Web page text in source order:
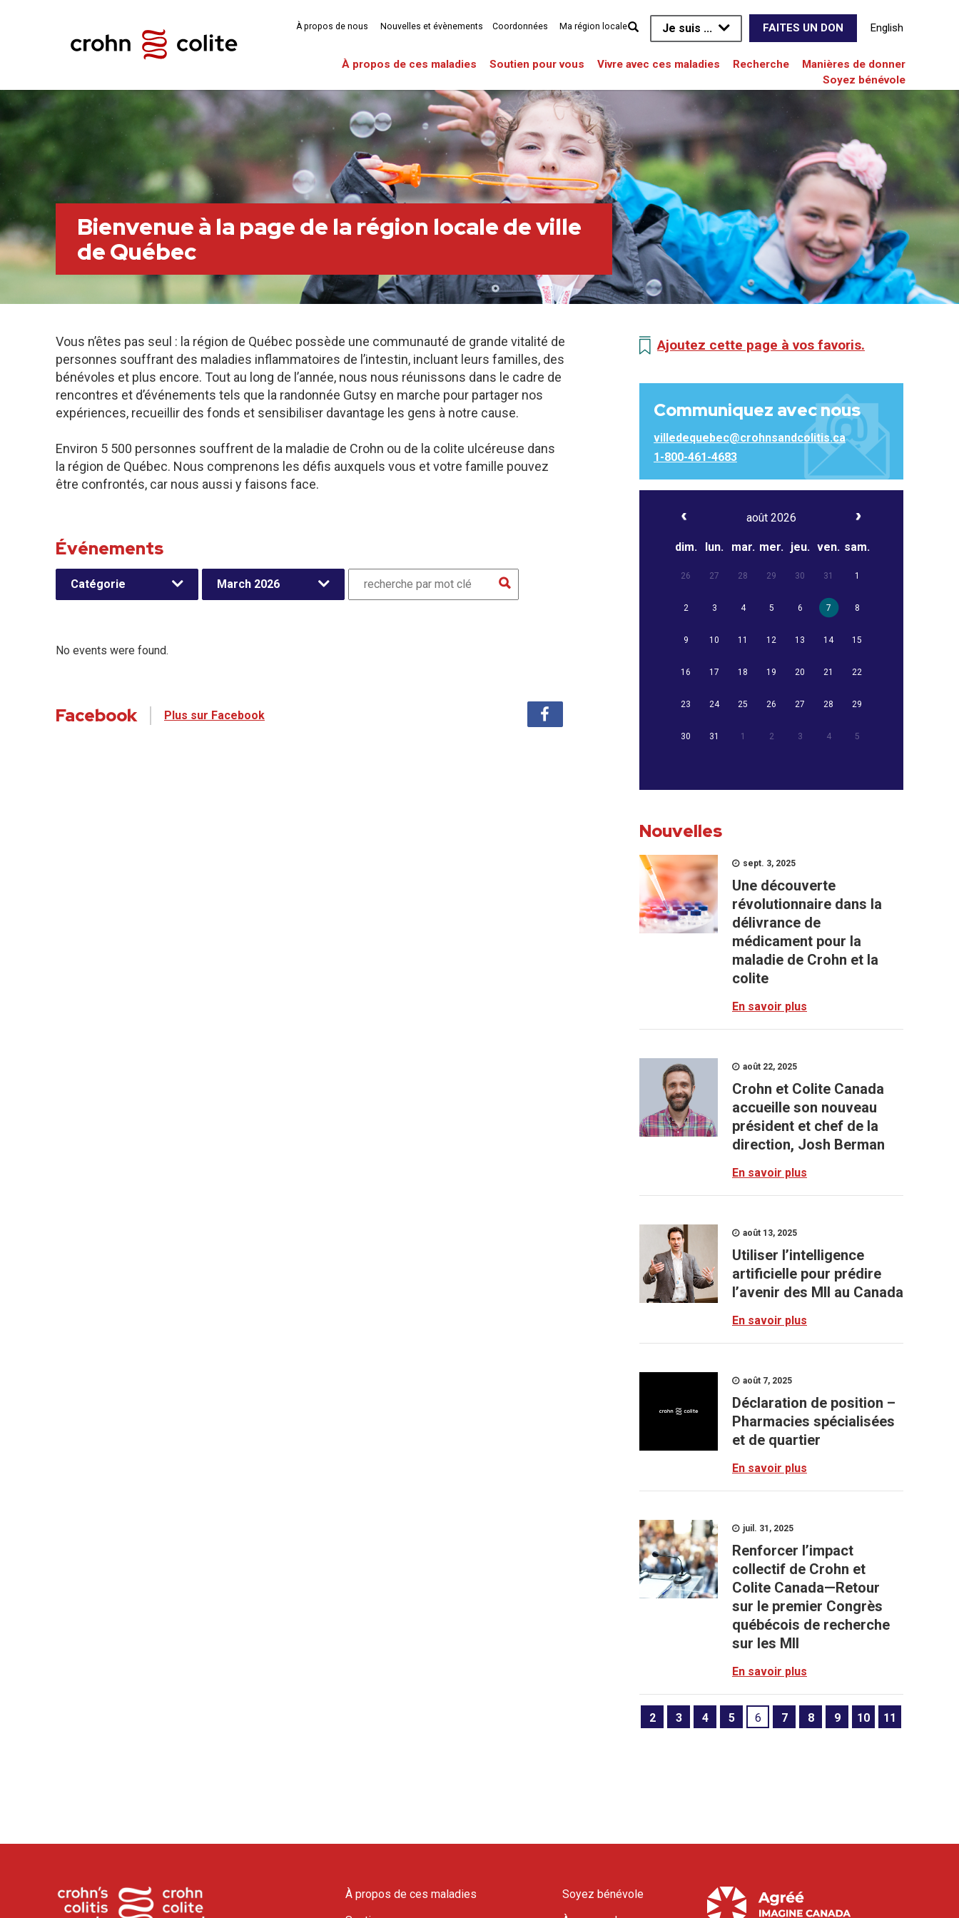
Je suis ... FAITES UN DON English
À propos de ces maladies Soutien pour vous Vivre avec ces maladies Recherche
Manières de donner
Soyez bénévole
À propos de nous Nouvelles et évènements Coordonnées Ma région locale
Bienvenue à la page de la région locale de ville
de Québec
Vous n’êtes pas seul : la région de Québec possède une communauté de grande vitalité de
personnes souffrant des maladies inflammatoires de l’intestin, incluant leurs familles, des
bénévoles et plus encore. Tout au long de l’année, nous nous réunissons dans le cadre de
rencontres et d’événements tels que la randonnée Gutsy en marche pour partager nos
expériences, recueillir des fonds et sensibiliser davantage les gens à notre cause.
Environ 5 500 personnes souffrent de la maladie de Crohn ou de la colite ulcéreuse dans
la région de Québec. Nous comprenons les défis auxquels vous et votre famille pouvez
être confrontés, car nous aussi y faisons face.
Événements
Catégorie March 2026
No events were found.
Facebook Plus sur Facebook
Ajoutez cette page à vos favoris.
Communiquez avec nous
villedequebec@crohnsandcolitis.ca
1-800-461-4683
août 2026
dim. lun. mar. mer. jeu. ven. sam.
26 27 28 29 30 31 1
2 3 4 5 6 7 8
9 10 11 12 13 14 15
16 17 18 19 20 21 22
23 24 25 26 27 28 29
30 31 1 2 3 4 5
Nouvelles
sept. 3, 2025
Une découverte
révolutionnaire dans la
délivrance de
médicament pour la
maladie de Crohn et la
colite
En savoir plus
août 22, 2025
Crohn et Colite Canada
accueille son nouveau
président et chef de la
direction, Josh Berman
En savoir plus
août 13, 2025
Utiliser l’intelligence
artificielle pour prédire
l’avenir des MII au Canada
En savoir plus
août 7, 2025
Déclaration de position –
Pharmacies spécialisées
et de quartier
En savoir plus
juil. 31, 2025
Renforcer l’impact
collectif de Crohn et
Colite Canada—Retour
sur le premier Congrès
québécois de recherche
sur les MII
En savoir plus
2 3 4 5 6 7 8 9 10 11
À propos de ces maladies
Soyez bénévole